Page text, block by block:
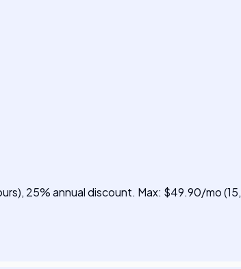
25% annual discount. Max: $49.90/mo